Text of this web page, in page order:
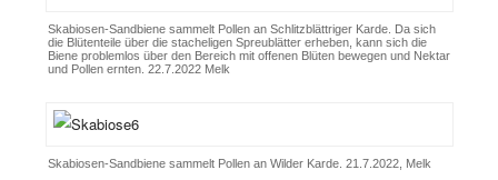
Skabiosen-Sandbiene sammelt Pollen an Schlitzblättriger Karde. Da sich
die Blütenteile über die stacheligen Spreublätter erheben, kann sich die
Biene problemlos über den Bereich mit offenen Blüten bewegen und Nektar
und Pollen ernten. 22.7.2022 Melk
Skabiosen-Sandbiene sammelt Pollen an Wilder Karde. 21.7.2022, Melk